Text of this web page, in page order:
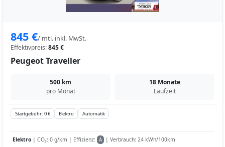
845 €/ mtl. inkl. MwSt.
Effektivpreis:845 €
Peugeot Traveller
500 km
pro Monat
18 Monate
Laufzeit
Startgebühr: 0 € Elektro Automatik
Elektro | CO₂: 0 g/km | Effizienz: A | Verbrauch: 24 kWh/100km